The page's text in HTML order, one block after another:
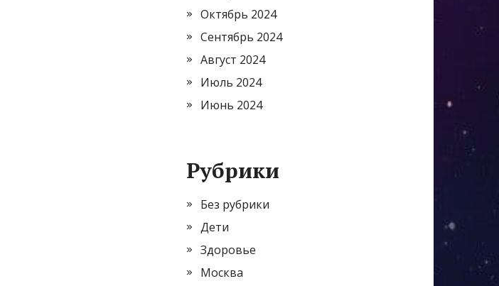
Октябрь 2024
Сентябрь 2024
Август 2024
Июль 2024
Июнь 2024
Рубрики
Без рубрики
Дети
Здоровье
Москва